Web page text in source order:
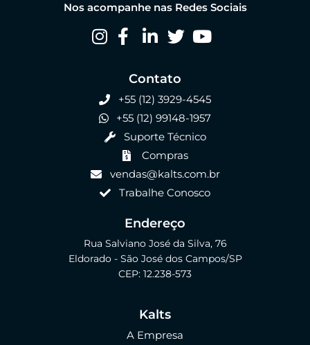
Nos acompanhe nas Redes Sociais
Contato
+55 (12) 3929-4545
+55 (12) 99148-1957
Suporte Técnico
Compras
vendas@kalts.com.br
Trabalhe Conosco
Endereço
Rua Salviano José da Silva, 76
Eldorado - São José dos Campos/SP
CEP: 12.238-573
Kalts
A Empresa